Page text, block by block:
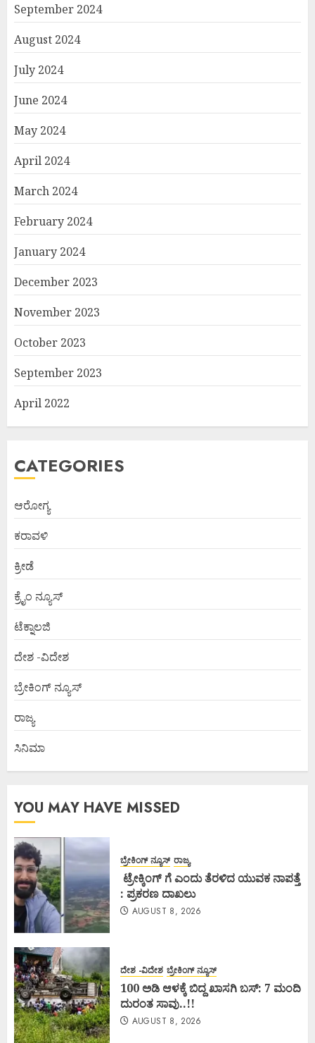
September 2024
August 2024
July 2024
June 2024
May 2024
April 2024
March 2024
February 2024
January 2024
December 2023
November 2023
October 2023
September 2023
April 2022
CATEGORIES
ಆರೋಗ್ಯ
ಕರಾವಳಿ
ಕ್ರೀಡೆ
ಕ್ರೈಂ ನ್ಯೂಸ್
ಟೆಕ್ನಾಲಜಿ
ದೇಶ -ವಿದೇಶ
ಬ್ರೇಕಿಂಗ್ ನ್ಯೂಸ್
ರಾಜ್ಯ
ಸಿನಿಮಾ
YOU MAY HAVE MISSED
ಬ್ರೇಕಿಂಗ್ ನ್ಯೂಸ್ ರಾಜ್ಯ
ಟ್ರೇಕ್ಕಿಂಗ್ ಗೆ ಎಂದು ತೆರಳಿದ ಯುವಕ ನಾಪತ್ತೆ
: ಪ್ರಕರಣ ದಾಖಲು
AUGUST 8, 2026
ದೇಶ -ವಿದೇಶ ಬ್ರೇಕಿಂಗ್ ನ್ಯೂಸ್
100 ಅಡಿ ಆಳಕ್ಕೆ ಬಿದ್ದ ಖಾಸಗಿ ಬಸ್: 7 ಮಂದಿ
ದುರಂತ ಸಾವು..!!
AUGUST 8, 2026